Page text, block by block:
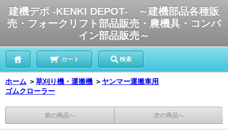
建機デポ -KENKI DEPOT- ～建機部品各種販
売・フォークリフト部品販売・農機具・コンバ
イン部品販売～
カート 検索
ホーム ＞草刈り機・運搬機 ＞ ヤンマー運搬車用
ゴムクローラー
前の商品へ 次の商品へ